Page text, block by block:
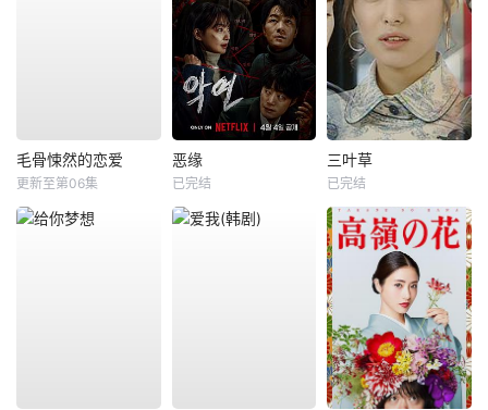
毛骨悚然的恋爱
更新至第06集
恶缘
已完结
三叶草
已完结